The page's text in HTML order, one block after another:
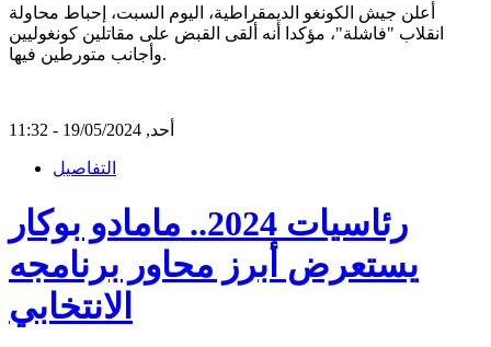
أعلن جيش الكونغو الديمقراطية، اليوم السبت، إحباط محاولة
انقلاب "فاشلة"، مؤكدا أنه ألقى القبض على مقاتلين كونغوليين
وأجانب متورطين فيها.
أحد, 19/05/2024 - 11:32
التفاصيل
رئاسيات 2024.. مامادو بوكار
يستعرض أبرز محاور برنامجه
الانتخابي